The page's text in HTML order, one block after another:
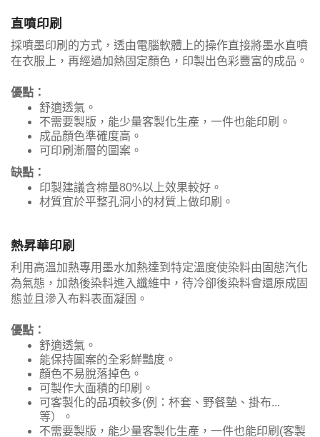
直噴印刷
採噴墨印刷的方式，透由電腦軟體上的操作直接將墨水直噴
在衣服上，再經過加熱固定顏色，印製出色彩豐富的成品。
優點：
舒適透氣。
不需要製版，能少量客製化生產，一件也能印刷。
成品顏色準確度高。
可印刷漸層的圖案。
缺點：
印製建議含棉量80%以上效果較好。
材質宜於平整孔洞小的材質上做印刷。
熱昇華印刷
利用高溫加熱專用墨水加熱達到特定溫度使染料由固態汽化
為氣態，加熱後染料進入纖維中，待冷卻後染料會還原成固
態並且滲入布料表面凝固。
優點：
舒適透氣。
能保持圖案的全彩鮮豔度。
顏色不易脫落掉色。
可製作大面積的印刷。
可客製化的品項較多(例：杯套、野餐墊、掛布...
等）。
不需要製版，能少量客製化生產，一件也能印刷(客製